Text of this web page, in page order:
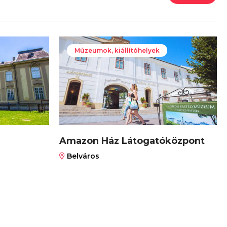
Múzeumok, kiállítóhelyek
Amazon Ház Látogatóközpont
Belváros